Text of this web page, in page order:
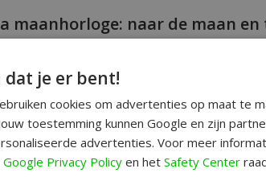
maanhorloge: naar de maan en
versie met stalen band op voorraad.
op elke verjaardag een mooi verhaal
Speedmaster
werd de Omega Speedmaster door de
dat je er bent!
cookies om advertenties op maat te
toestemming kunnen Google en zijn
advertenties. Voor meer
Google Privacy Policy en het Safety Center